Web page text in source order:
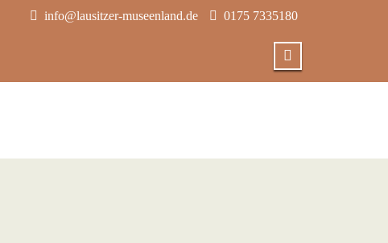
info@lausitzer-museenland.de 0175 7335180